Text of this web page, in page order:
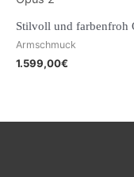
Stilvoll und farbenfroh
Armschmuck
1.599,00€